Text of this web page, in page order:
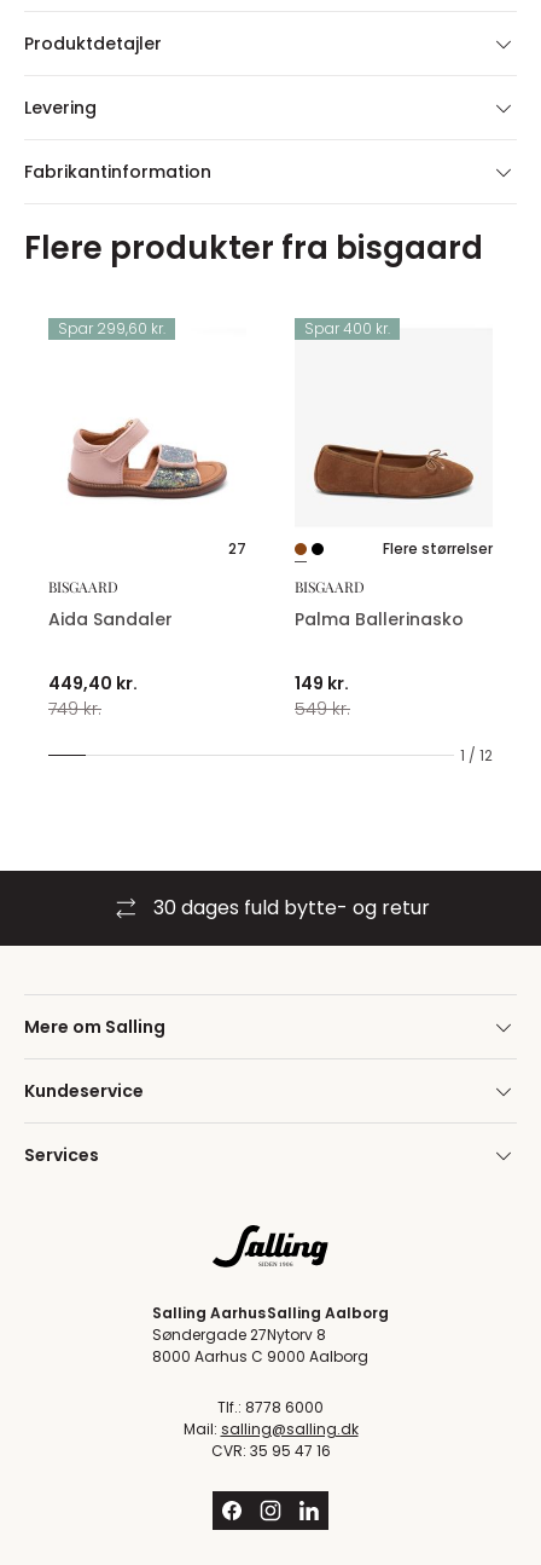
Produktdetajler
Levering
Fabrikantinformation
Flere produkter fra bisgaard
1 / 12
Spar 299,60 kr.
27
BISGAARD
Aida Sandaler
449,40 kr.
749 kr.
Spar 400 kr.
Flere størrelser
BISGAARD
Palma Ballerinasko
149 kr.
549 kr.
30 dages fuld bytte- og retur
Mere om Salling
Kundeservice
Services
Salling Aarhus
Søndergade 27
8000 Aarhus C
Salling Aalborg
Nytorv 8
9000 Aalborg
Tlf.: 8778 6000
Mail: salling@salling.dk
CVR: 35 95 47 16